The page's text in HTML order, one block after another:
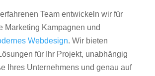
Team entwickeln wir für
Marketing Kampagnen und
Webdesign. Wir bieten
für Ihr Projekt, unabhängig
Ihres Unternehmens und genau auf